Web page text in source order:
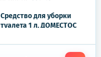
Средство для уборки
туалета 1 л, ДОМЕСТОС
Белый"